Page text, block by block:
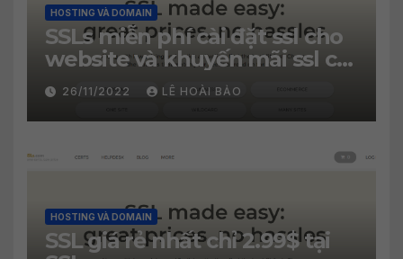
HOSTING VÀ DOMAIN
SSLs miễn phí cài đặt ssl cho
website và khuyến mãi ssl chỉ
2.99$
26/11/2022 LÊ HOÀI BẢO
HOSTING VÀ DOMAIN
SSL giá rẻ nhất chỉ 2.99$ tại